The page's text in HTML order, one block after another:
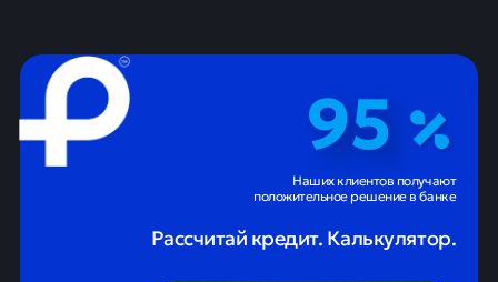
95
Наших клиентов получают
положительное решение в банке
Рассчитай кредит. Калькулятор.